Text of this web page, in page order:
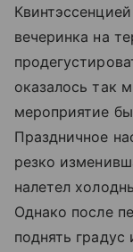
вечеринка на
оказалось так
мероприятие
Праздничное
резко
налетел
Однако после
поднять